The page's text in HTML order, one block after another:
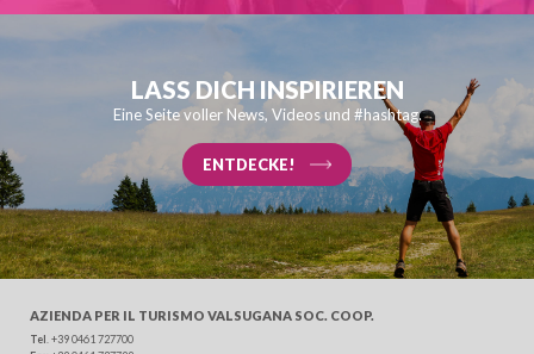
LASS DICH INSPIRIEREN
Eine Seite voller News, Videos und #hashtag.
ENTDECKE!
AZIENDA PER IL TURISMO VALSUGANA SOC. COOP.
Tel . +39 0461 727700